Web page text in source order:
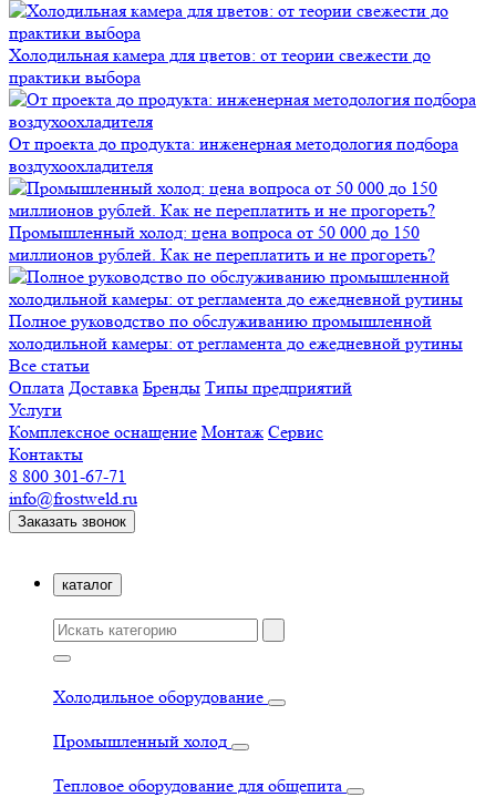
Холодильная камера для цветов: от теории свежести до
практики выбора
От проекта до продукта: инженерная методология подбора
воздухоохладителя
Промышленный холод: цена вопроса от 50 000 до 150
миллионов рублей. Как не переплатить и не прогореть?
Полное руководство по обслуживанию промышленной
холодильной камеры: от регламента до ежедневной рутины
Все статьи
Оплата Доставка Бренды Типы предприятий
Услуги
Комплексное оснащение Монтаж Сервис
Контакты
8 800 301-67-71
info@frostweld.ru
Заказать звонок
каталог
Холодильное оборудование
Промышленный холод
Тепловое оборудование для общепита